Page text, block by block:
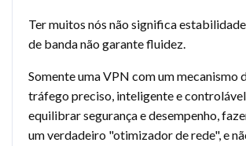
Ter muitos nós não significa
de banda não garante fluidez.
Somente uma VPN com um mecanismo
tráfego preciso, inteligente e
equilibrar segurança e desempenho,
um verdadeiro "otimizador de rede", e